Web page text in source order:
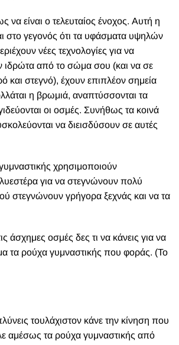
να είναι ο τελευταίος ένοχος. Αυτή η
στο γεγονός ότι τα υφάσματα υψηλών
νέες τεχνολογίες για να
ιδρώτα από το σώμα σου (και να σε
και στεγνό), έχουν επιπλέον σημεία
η βρωμιά, αναπτύσσονται τα
οι οσμές. Συνήθως τα κοινά
να διεισδύσουν σε αυτές
χρησιμοποιούν
για να στεγνώνουν πολύ
στεγνώνουν γρήγορα ξεχνάς και να τα
άσχημες οσμές δες τι να κάνεις για να
τα ρούχα γυμναστικής που φοράς. (Το
τουλάχιστον κάνε την κίνηση που
αμέσως τα ρούχα γυμναστικής από